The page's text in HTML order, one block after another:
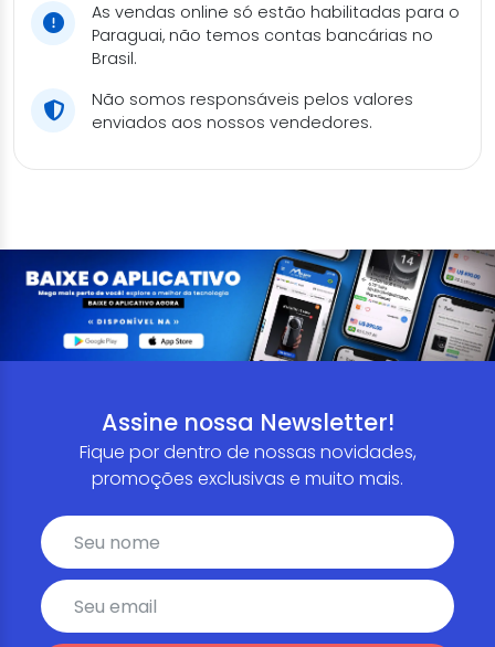
As vendas online só estão habilitadas para o
Paraguai, não temos contas bancárias no
Brasil.
Não somos responsáveis pelos valores
enviados aos nossos vendedores.
Assine nossa Newsletter!
Fique por dentro de nossas novidades,
promoções exclusivas e muito mais.